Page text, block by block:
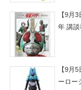
【9月
年 講
【9月
ーロー